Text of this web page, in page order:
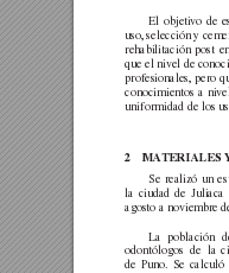
El objetivo de
uso, selección y
rehabilitación post
que el nivel de
profesionales, pero
conocimientos a ni
uniformidad de los
2 MATERIALES
Se realizó un
la ciudad de Juliaca
agosto a noviembre
La población
odontólogos
de la
de Puno. Se calculó